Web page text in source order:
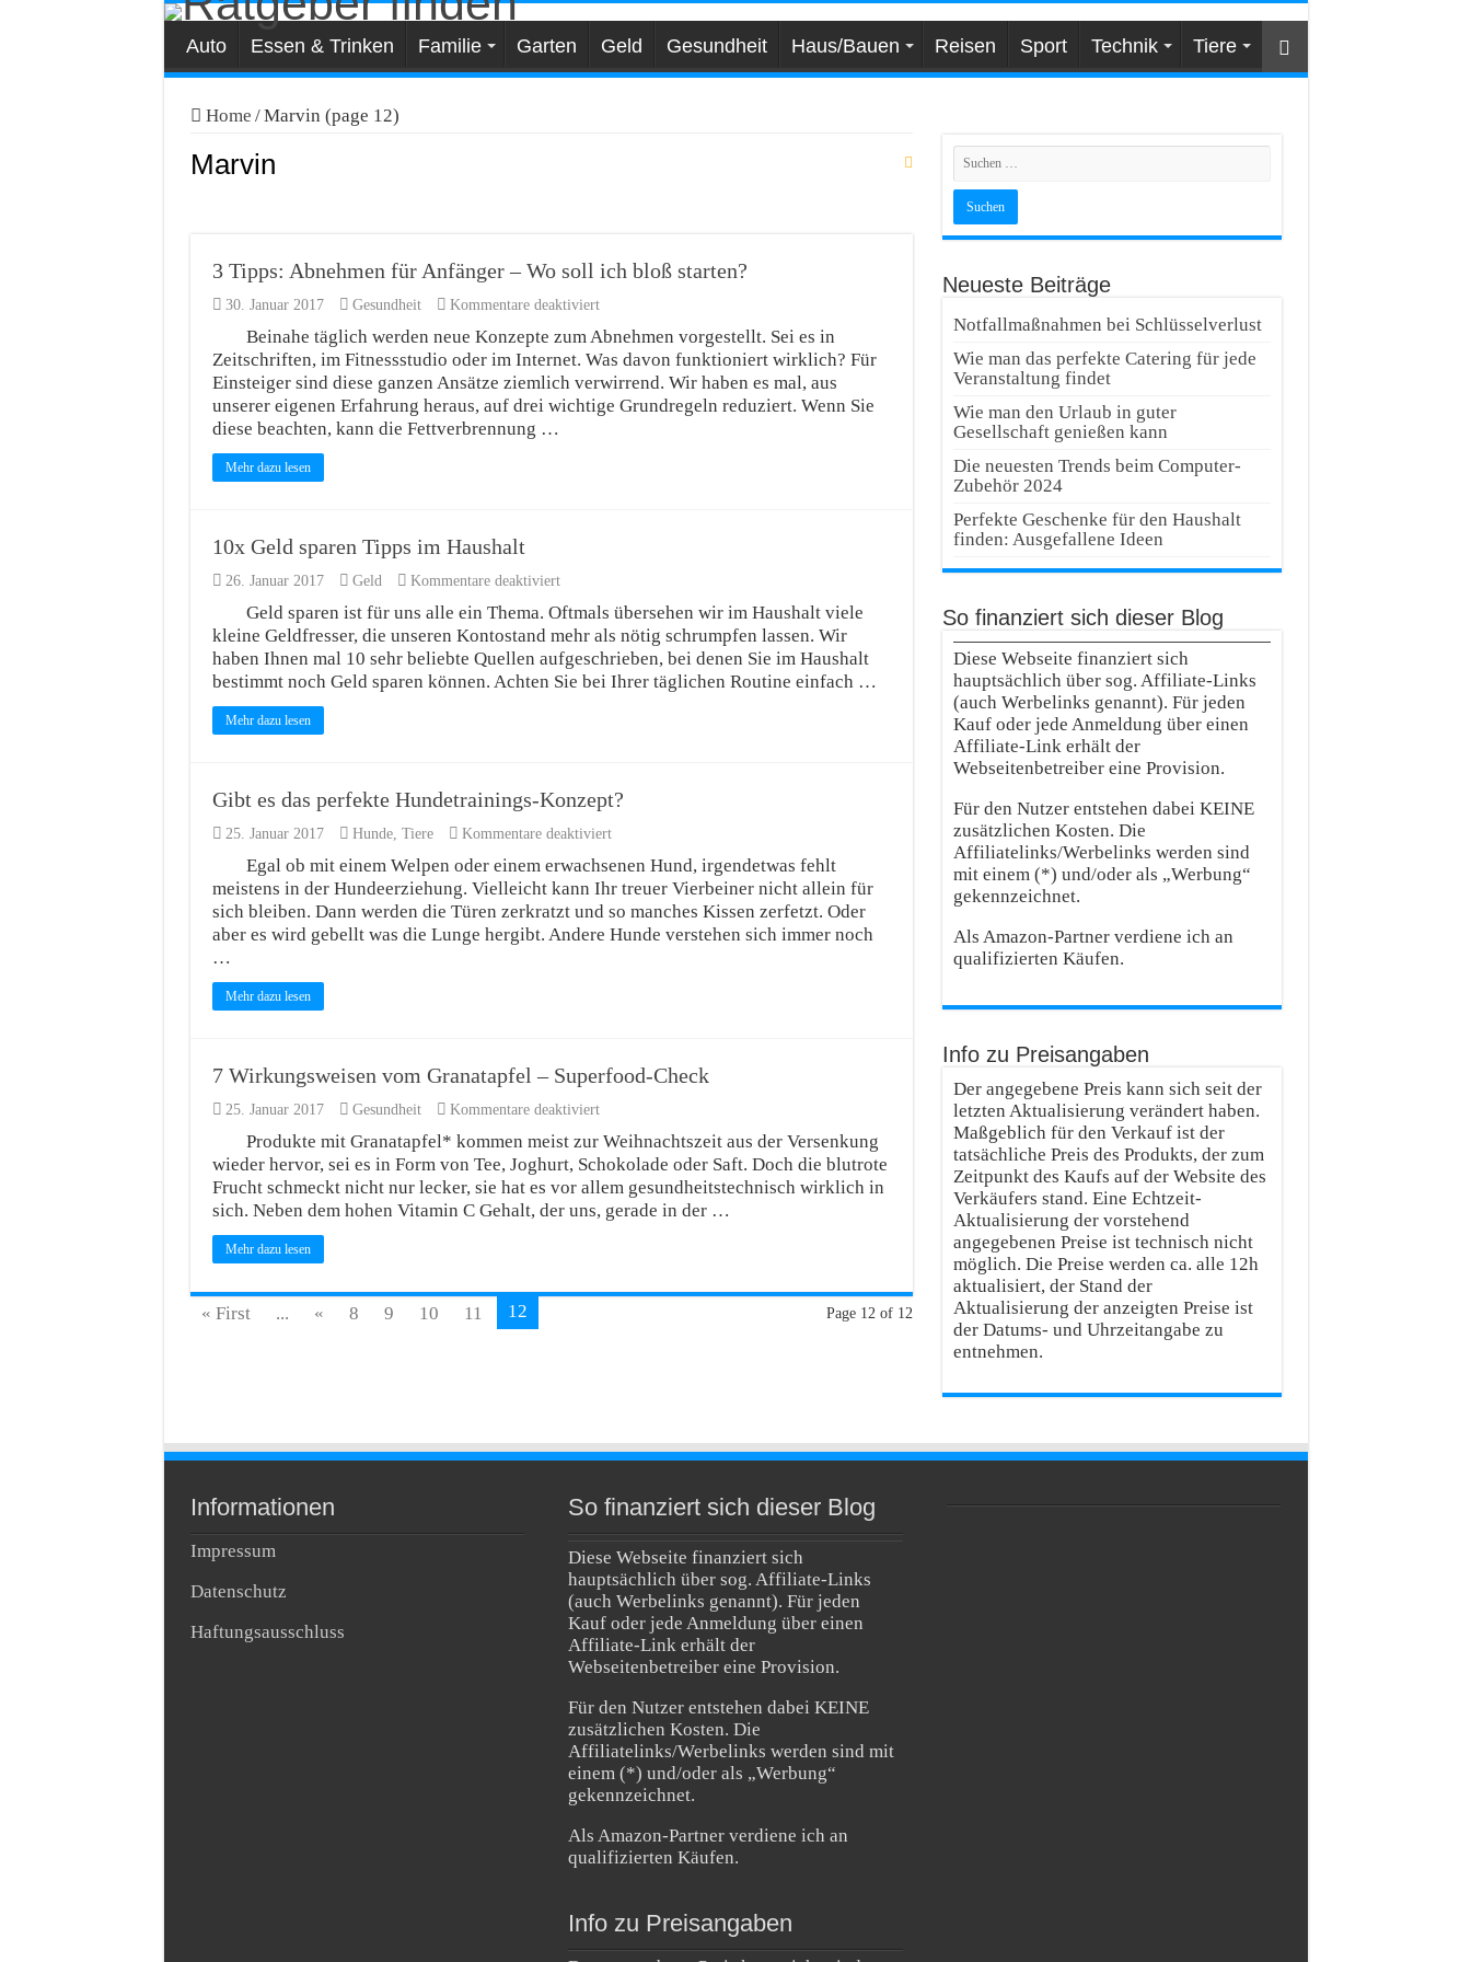
Auto Essen & Trinken Familie Garten Geld Gesundheit Haus/Bauen Reisen Sport Technik Tiere
Home /Marvin (page 12)
Marvin
3 Tipps: Abnehmen für Anfänger – Wo soll ich bloß starten?
30. Januar 2017 Gesundheit Kommentare deaktiviertfür
Tipps:
Abnehmen
für
Anfänger
–
Beinahe täglich werden neue Konzepte zum Abnehmen vorgestellt. Sei es in
Zeitschriften, im Fitnessstudio oder im Internet. Was davon funktioniert wirklich? Für
Einsteiger sind diese ganzen Ansätze ziemlich verwirrend. Wir haben es mal, aus
unserer eigenen Erfahrung heraus, auf drei wichtige Grundregeln reduziert. Wenn Sie
diese beachten, kann die Fettverbrennung …
Mehr dazu lesen
10x Geld sparen Tipps im Haushalt
26. Januar 2017 Geld Kommentare deaktiviertfür
Geld
sparen
Tipps
im
Haushalt
Geld sparen ist für uns alle ein Thema. Oftmals übersehen wir im Haushalt viele
kleine Geldfresser, die unseren Kontostand mehr als nötig schrumpfen lassen. Wir
haben Ihnen mal 10 sehr beliebte Quellen aufgeschrieben, bei denen Sie im Haushalt
bestimmt noch Geld sparen können. Achten Sie bei Ihrer täglichen Routine einfach …
Mehr dazu lesen
Gibt es das perfekte Hundetrainings-Konzept?
25. Januar 2017 Hunde, Tiere Kommentare deaktiviertfür
es
das
perfekte
Hundetrainings-
Konzept?
Egal ob mit einem Welpen oder einem erwachsenen Hund, irgendetwas fehlt
meistens in der Hundeerziehung. Vielleicht kann Ihr treuer Vierbeiner nicht allein für
sich bleiben. Dann werden die Türen zerkratzt und so manches Kissen zerfetzt. Oder
aber es wird gebellt was die Lunge hergibt. Andere Hunde verstehen sich immer noch
…
Mehr dazu lesen
7 Wirkungsweisen vom Granatapfel – Superfood-Check
25. Januar 2017 Gesundheit Kommentare deaktiviertfür
Wirkungsweisen
vom
Granatapfel
Superfood-
Produkte mit Granatapfel* kommen meist zur Weihnachtszeit aus der Versenkung
wieder hervor, sei es in Form von Tee, Joghurt, Schokolade oder Saft. Doch die blutrote
Frucht schmeckt nicht nur lecker, sie hat es vor allem gesundheitstechnisch wirklich in
sich. Neben dem hohen Vitamin C Gehalt, der uns, gerade in der …
Mehr dazu lesen
Page 12 of 12
« First ... « 8 9 10 11 12
Neueste Beiträge
Notfallmaßnahmen bei Schlüsselverlust
Wie man das perfekte Catering für jede
Veranstaltung findet
Wie man den Urlaub in guter
Gesellschaft genießen kann
Die neuesten Trends beim Computer-
Zubehör 2024
Perfekte Geschenke für den Haushalt
finden: Ausgefallene Ideen
So finanziert sich dieser Blog
Diese Webseite finanziert sich
hauptsächlich über sog. Affiliate-Links
(auch Werbelinks genannt). Für jeden
Kauf oder jede Anmeldung über einen
Affiliate-Link erhält der
Webseitenbetreiber eine Provision.
Für den Nutzer entstehen dabei KEINE
zusätzlichen Kosten. Die
Affiliatelinks/Werbelinks werden sind
mit einem (*) und/oder als „Werbung“
gekennzeichnet.
Als Amazon-Partner verdiene ich an
qualifizierten Käufen.
Info zu Preisangaben
Der angegebene Preis kann sich seit der
letzten Aktualisierung verändert haben.
Maßgeblich für den Verkauf ist der
tatsächliche Preis des Produkts, der zum
Zeitpunkt des Kaufs auf der Website des
Verkäufers stand. Eine Echtzeit-
Aktualisierung der vorstehend
angegebenen Preise ist technisch nicht
möglich. Die Preise werden ca. alle 12h
aktualisiert, der Stand der
Aktualisierung der anzeigten Preise ist
der Datums- und Uhrzeitangabe zu
entnehmen.
Informationen
Impressum
Datenschutz
Haftungsausschluss
So finanziert sich dieser Blog
Diese Webseite finanziert sich
hauptsächlich über sog. Affiliate-Links
(auch Werbelinks genannt). Für jeden
Kauf oder jede Anmeldung über einen
Affiliate-Link erhält der
Webseitenbetreiber eine Provision.
Für den Nutzer entstehen dabei KEINE
zusätzlichen Kosten. Die
Affiliatelinks/Werbelinks werden sind mit
einem (*) und/oder als „Werbung“
gekennzeichnet.
Als Amazon-Partner verdiene ich an
qualifizierten Käufen.
Info zu Preisangaben